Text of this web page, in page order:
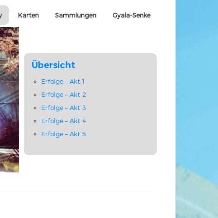
Karten Sammlungen Gyala-Senke
Übersicht
Erfolge – Akt 1
Erfolge – Akt 2
Erfolge – Akt 3
Erfolge – Akt 4
Erfolge – Akt 5